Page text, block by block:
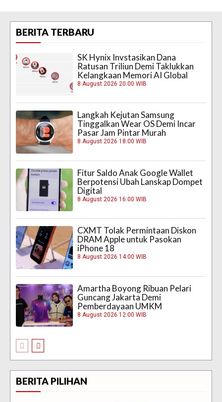
BERITA TERBARU
SK Hynix Invstasikan Dana
Ratusan Triliun Demi Taklukkan
Kelangkaan Memori AI Global
8 August 2026 20:00 WIB
Langkah Kejutan Samsung
Tinggalkan Wear OS Demi Incar
Pasar Jam Pintar Murah
8 August 2026 18:00 WIB
Fitur Saldo Anak Google Wallet
Berpotensi Ubah Lanskap Dompet
Digital
8 August 2026 16:00 WIB
CXMT Tolak Permintaan Diskon
DRAM Apple untuk Pasokan
iPhone 18
8 August 2026 14:00 WIB
Amartha Boyong Ribuan Pelari
Guncang Jakarta Demi
Pemberdayaan UMKM
8 August 2026 12:00 WIB
BERITA PILIHAN